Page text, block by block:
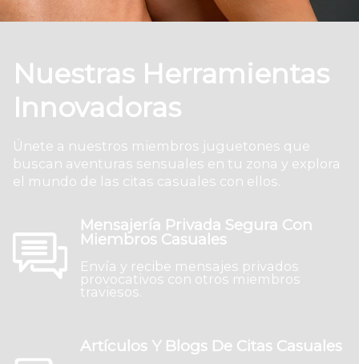
Nuestras Herramientas
Innovadoras
Únete a nuestros miembros juguetones que
buscan aventuras sensuales en tu zona y explora
el mundo de las citas casuales con ellos.
Mensajería Privada Segura Con
Miembros Casuales
Envía y recibe mensajes privados
provocativos con otros miembros
traviesos.
Artículos Y Blogs De Citas Casuales